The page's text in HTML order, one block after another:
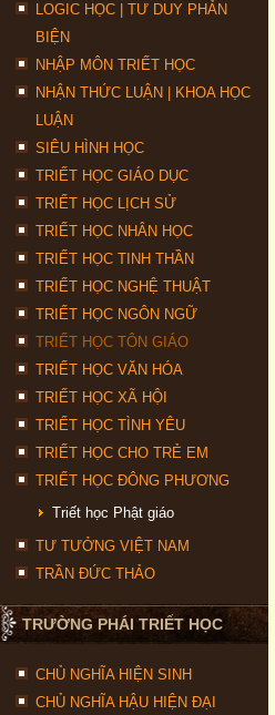
LOGIC HỌC | TƯ DUY PHẢN
BIỆN
NHẬP MÔN TRIẾT HỌC
NHẬN THỨC LUẬN | KHOA HỌC
LUẬN
SIÊU HÌNH HỌC
TRIẾT HỌC GIÁO DỤC
TRIẾT HỌC LỊCH SỬ
TRIẾT HỌC NHÂN HỌC
TRIẾT HỌC TINH THẦN
TRIẾT HỌC NGHỆ THUẬT
TRIẾT HỌC NGÔN NGỮ
TRIẾT HỌC TÔN GIÁO
TRIẾT HỌC VĂN HÓA
TRIẾT HỌC XÃ HỘI
TRIẾT HỌC TÌNH YÊU
TRIẾT HỌC CHO TRẺ EM
TRIẾT HỌC ĐÔNG PHƯƠNG
Triết học Phật giáo
TƯ TƯỞNG VIỆT NAM
TRẦN ĐỨC THẢO
TRƯỜNG PHÁI TRIẾT HỌC
CHỦ NGHĨA HIỆN SINH
CHỦ NGHĨA HẬU HIỆN ĐẠI